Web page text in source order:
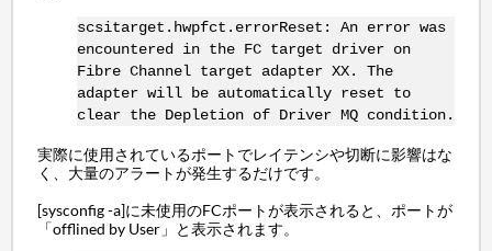
scsitarget.hwpfct.errorReset: An error was
encountered in the FC target driver on
Fibre Channel target adapter XX. The
adapter will be automatically reset to
clear the Depletion of Driver MQ condition.
実際に使用されているポートでレイテンシや切断に影響はな
く、大量のアラートが発生するだけです。
[sysconfig -a]に未使用のFCポートが表示されると、ポートが
「offlined by User」と表示されます。